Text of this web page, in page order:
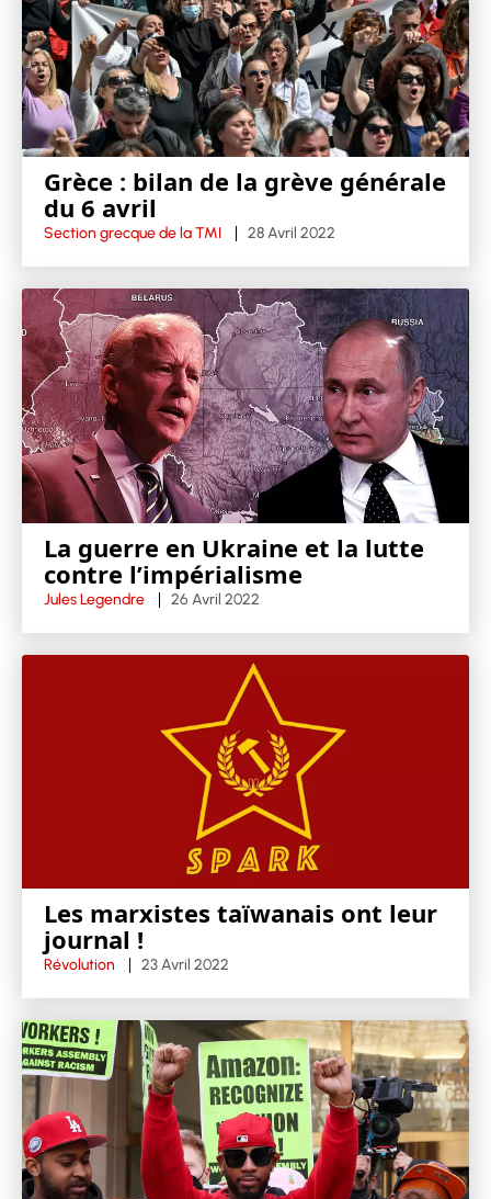
Grèce : bilan de la grève générale
du 6 avril
Section grecque de la TMI 28 Avril 2022
La guerre en Ukraine et la lutte
contre l’impérialisme
Jules Legendre 26 Avril 2022
Les marxistes taïwanais ont leur
journal !
Révolution 23 Avril 2022